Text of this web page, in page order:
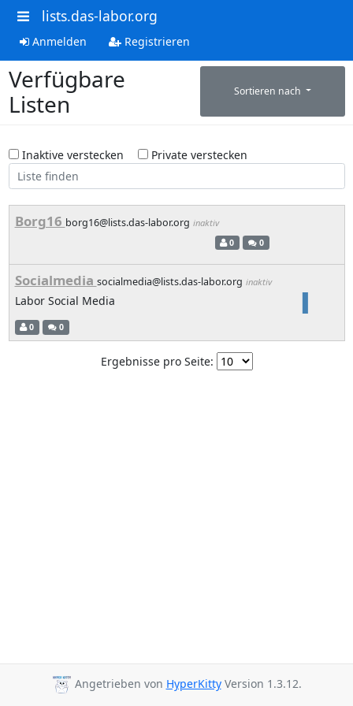
lists.das-labor.org
Anmelden Registrieren
Verfügbare
Listen
Sortieren nach
Inaktive verstecken Private verstecken
Borg16 borg16@lists.das-labor.org inaktiv
0 0
Socialmedia socialmedia@lists.das-labor.org inaktiv
Labor Social Media
0 0
Ergebnisse pro Seite:
Angetrieben von HyperKittyVersion 1.3.12.